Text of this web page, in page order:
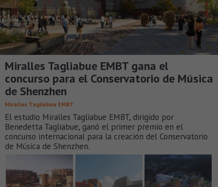
Miralles Tagliabue EMBT gana el
concurso para el Conservatorio de Música
de Shenzhen
Miralles Tagliabue EMBT
El estudio Miralles Tagliabue EMBT, dirigido por
Benedetta Tagliabue, ganó el primer premio en el
concurso internacional para la creación del Conservatorio
de Música de Shenzhen.